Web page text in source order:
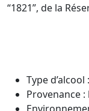
“1821”, de la
Type d’alcool :
Provenance :